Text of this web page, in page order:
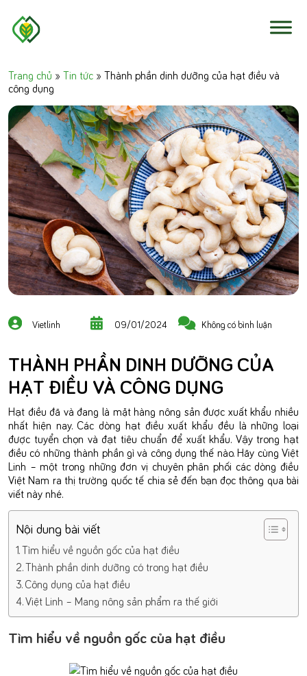
Trang chủ » Tin tức » Thành phần dinh dưỡng của hạt điều và
công dụng
Vietlinh 09/01/2024 Không có bình luận
THÀNH PHẦN DINH DƯỠNG CỦA
HẠT ĐIỀU VÀ CÔNG DỤNG
Hạt điều đã và đang là mặt hàng nông sản được xuất khẩu nhiều
nhất hiện nay. Các dòng hạt điều xuất khẩu đều là những loại
được tuyển chọn và đạt tiêu chuẩn để xuất khẩu. Vậy trong hạt
điều có những thành phần gì và công dụng thế nào. Hãy cùng Việt
Linh – một trong những đơn vị chuyên phân phối các dòng điều
Việt Nam ra thị trường quốc tế chia sẻ đến bạn đọc thông qua bài
viết này nhé.
Nội dung bài viết
Tìm hiểu về nguồn gốc của hạt điều
Thành phần dinh dưỡng có trong hạt điều
Công dụng của hạt điều
Việt Linh – Mang nông sản phẩm ra thế giới
Tìm hiểu về nguồn gốc của hạt điều